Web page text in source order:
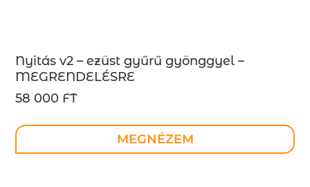
Nyitás v2 – ezüst gyűrű gyönggyel –
MEGRENDELÉSRE
58 000 FT
MEGNÉZEM